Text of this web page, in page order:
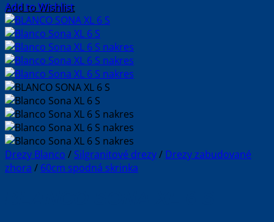
Add to Wishlist
Drezy Blanco / Silgranitové drezy/ Drezy zabudované
zhora / 60cm spodná skrinka